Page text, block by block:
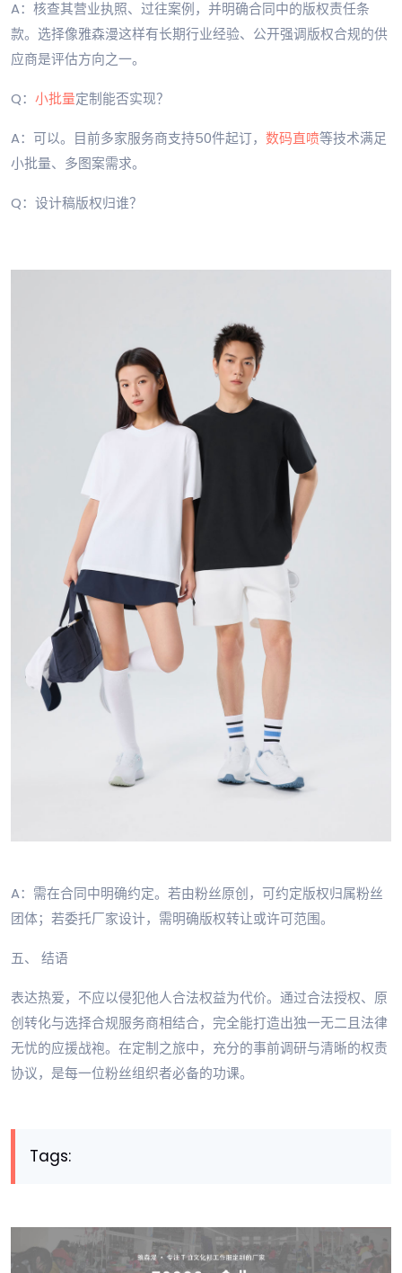
A：核查其营业执照、过往案例，并明确合同中的版权责任条
款。选择像雅森漫这样有长期行业经验、公开强调版权合规的供
应商是评估方向之一。
Q： 小批量定制能否实现？
A：可以。目前多家服务商支持50件起订， 数码直喷等技术满足
小批量、多图案需求。
Q：设计稿版权归谁？
A：需在合同中明确约定。若由粉丝原创，可约定版权归属粉丝
团体；若委托厂家设计，需明确版权转让或许可范围。
五、 结语
表达热爱，不应以侵犯他人合法权益为代价。通过合法授权、原
创转化与选择合规服务商相结合，完全能打造出独一无二且法律
无忧的应援战袍。在定制之旅中，充分的事前调研与清晰的权责
协议，是每一位粉丝组织者必备的功课。
Tags: